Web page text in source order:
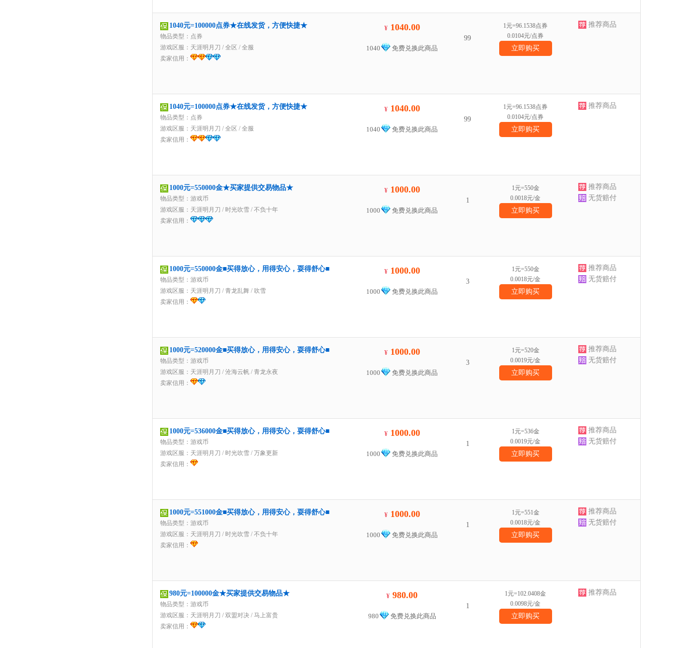
1040元=100000点券★在线发货，方便快捷★
物品类型：点券
游戏区服： 天涯明月刀 / 全区 / 全服
卖家信用：
¥1040.00
1040 免费兑换此商品
99
1元=96.1538点券
0.0104元/点券
立即购买
推荐商品
1040元=100000点券★在线发货，方便快捷★
物品类型：点券
游戏区服： 天涯明月刀 / 全区 / 全服
卖家信用：
¥1040.00
1040 免费兑换此商品
99
1元=96.1538点券
0.0104元/点券
立即购买
推荐商品
1000元=550000金★买家提供交易物品★
物品类型：游戏币
游戏区服： 天涯明月刀 / 时光吹雪 / 不负十年
卖家信用：
¥1000.00
1000 免费兑换此商品
1
1元=550金
0.0018元/金
立即购买
推荐商品
无货赔付
1000元=550000金■买得放心，用得安心，耍得舒心■
物品类型：游戏币
游戏区服： 天涯明月刀 / 青龙乱舞 / 吹雪
卖家信用：
¥1000.00
1000 免费兑换此商品
3
1元=550金
0.0018元/金
立即购买
推荐商品
无货赔付
1000元=520000金■买得放心，用得安心，耍得舒心■
物品类型：游戏币
游戏区服： 天涯明月刀 / 沧海云帆 / 青龙永夜
卖家信用：
¥1000.00
1000 免费兑换此商品
3
1元=520金
0.0019元/金
立即购买
推荐商品
无货赔付
1000元=536000金■买得放心，用得安心，耍得舒心■
物品类型：游戏币
游戏区服： 天涯明月刀 / 时光吹雪 / 万象更新
卖家信用：
¥1000.00
1000 免费兑换此商品
1
1元=536金
0.0019元/金
立即购买
推荐商品
无货赔付
1000元=551000金■买得放心，用得安心，耍得舒心■
物品类型：游戏币
游戏区服： 天涯明月刀 / 时光吹雪 / 不负十年
卖家信用：
¥1000.00
1000 免费兑换此商品
1
1元=551金
0.0018元/金
立即购买
推荐商品
无货赔付
980元=100000金★买家提供交易物品★
物品类型：游戏币
游戏区服： 天涯明月刀 / 双盟对决 / 马上富贵
卖家信用：
¥ 980.00
980 免费兑换此商品
1
1元=102.0408金
0.0098元/金
立即购买
推荐商品